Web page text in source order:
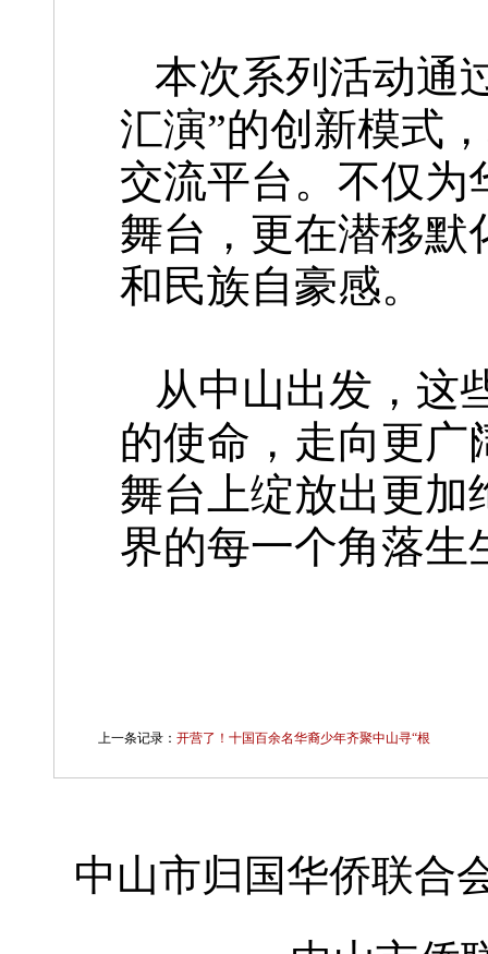
本次系列活动通
汇演”的创新模式
交流平台。不仅为
舞台，更在潜移默
和民族自豪感。
从中山出发，这
的使命，走向更广
舞台上绽放出更加
界的每一个角落生
上一条记录： 开营了！十国百余名华裔少年齐聚中山寻“根
中山市归国华侨联合